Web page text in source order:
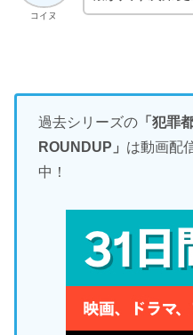
コイヌ
過去シリーズの 「犯罪
ROUNDUP」 は動画配
中！